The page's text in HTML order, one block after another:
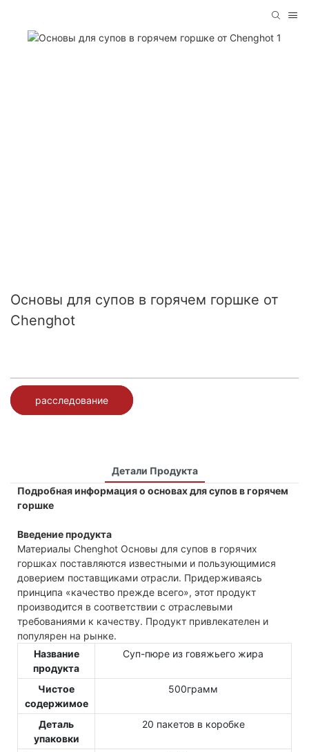
Основы для супов в горячем горшке от
Chenghot
расследование
Детали Продукта
Подробная информация о основах для супов в горячем
горшке
Введение продукта
Материалы Chenghot Основы для супов в горячих
горшках поставляются известными и пользующимися
доверием поставщиками отрасли. Придерживаясь
принципа «качество прежде всего», этот продукт
производится в соответствии с отраслевыми
требованиями к качеству. Продукт привлекателен и
популярен на рынке.
Название
продукта
Суп-пюре из говяжьего жира
Чистое
содержимое
500грамм
Деталь
упаковки
20 пакетов в коробке